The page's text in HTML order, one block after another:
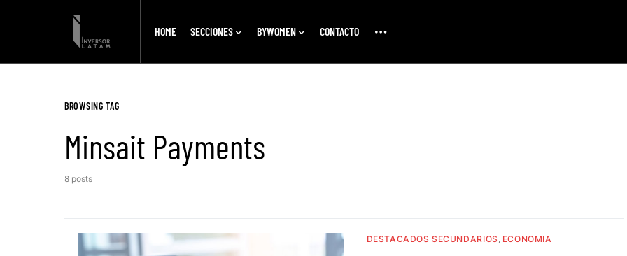
HOME SECCIONES BYWOMEN CONTACTO
BROWSING TAG
Minsait Payments
8 posts
DESTACADOS SECUNDARIOS ECONOMIA